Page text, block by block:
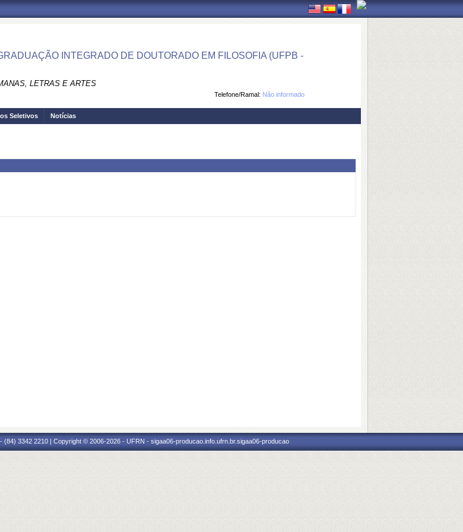
INTEGRADO DE DOUTORADO EM FILOSOFIA (UFPB -
LETRAS E ARTES
Telefone/Ramal: Não informado
Seletivos Notícias
(84) 3342 2210 | Copyright © 2006-2026 - UFRN - sigaa06-producao.info.ufrn.br.sigaa06-producao